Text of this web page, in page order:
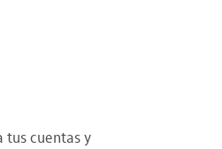
tus cuentas y